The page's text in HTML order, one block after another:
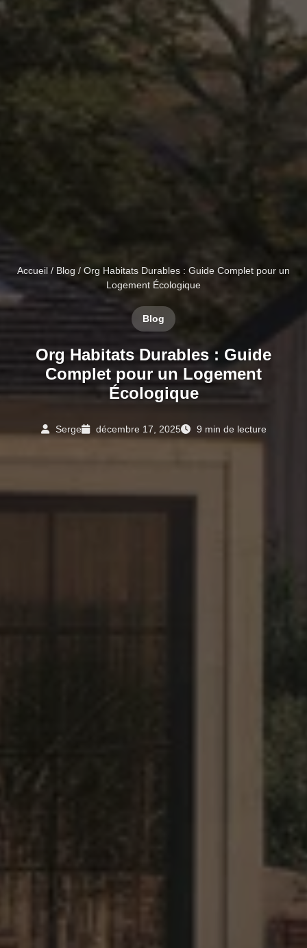
Accueil / Blog / Org Habitats Durables : Guide Complet pour un
Logement Écologique
Blog
Org Habitats Durables : Guide
Complet pour un Logement
Écologique
Serge décembre 17, 2025 9 min de lecture